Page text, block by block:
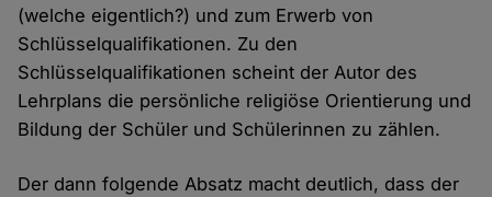
(welche eigentlich?) und zum Erwerb von
Schlüsselqualifikationen. Zu den
Schlüsselqualifikationen scheint der Autor des
Lehrplans die persönliche religiöse Orientierung und
Bildung der Schüler und Schülerinnen zu zählen.
Der dann folgende Absatz macht deutlich, dass der